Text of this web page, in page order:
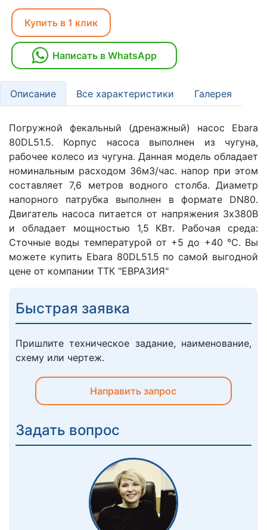
Купить в 1 клик
Написать в WhatsApp
Описание Все характеристики Галерея
Погружной фекальный (дренажный) насос Ebara
80DL51.5. Корпус насоса выполнен из чугуна,
рабочее колесо из чугуна. Данная модель обладает
номинальным расходом 36м3/час. напор при этом
составляет 7,6 метров водного столба. Диаметр
напорного патрубка выполнен в формате DN80.
Двигатель насоса питается от напряжения 3х380В
и обладает мощностью 1,5 КВт. Рабочая среда:
Сточные воды температурой от +5 до +40 °C. Вы
можете купить Ebara 80DL51.5 по самой выгодной
цене от компании ТТК "ЕВРАЗИЯ"
Быстрая заявка
Пришлите техническое задание, наименование,
схему или чертеж.
Направить запрос
Задать вопрос